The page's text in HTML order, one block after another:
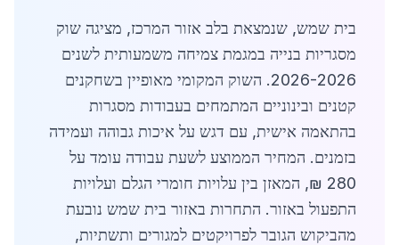
בית שמש, שנמצאת בלב אזור המרכז, מציגה שוק
מסגריות בנייה במגמת צמיחה משמעותית לשנים
2026-2026. השוק המקומי מאופיין בשחקנים
קטנים ובינוניים המתמחים בעבודות מסגרות
בהתאמה אישית, עם דגש על איכות גבוהה ועמידה
בזמנים. המחיר הממוצע לשעת עבודה עומד על
280 ₪, המאזן בין עלויות חומרי הגלם ועלויות
התפעול באזור. התחרות באזור בית שמש נובעת
מהביקוש הגובר לפרויקטים למגורים ותשתיות,